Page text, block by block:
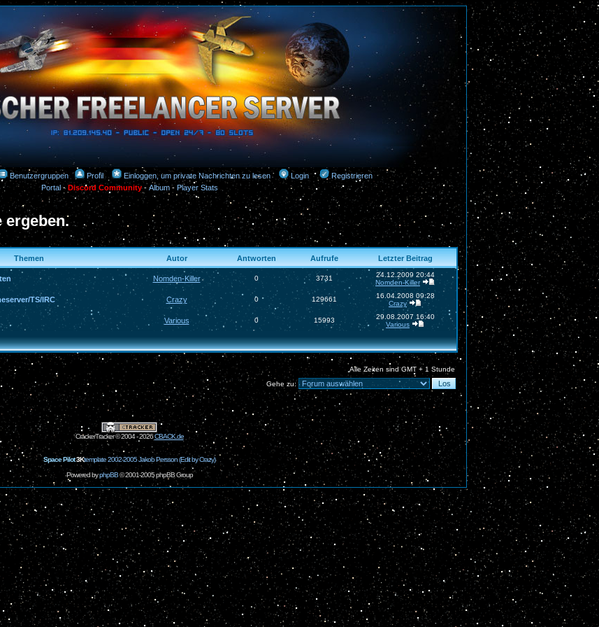
Benutzergruppen Profil Einloggen, um private Nachrichten zu lesen Login
Registrieren
Portal-Discord Community- Album- Player Stats
ergeben.
Themen Autor Antworten Aufrufe Letzter Beitrag
Nomden-Killer 0 3731
24.12.2009 20:44
Nomden-Killer
TS/IRC Crazy 0 129661
16.04.2008 09:28
Crazy
Various 0 15993
29.08.2007 16:40
Various
Alle Zeiten sind GMT + 1 Stunde
Gehe zu:
CrackerTracker © 2004 - 2026CBACK.de
Space Pilot3Ktemplate 2002-2005 Jakob Persson (Edit by Crazy)
Powered byphpBB© 2001-2005 phpBB Group